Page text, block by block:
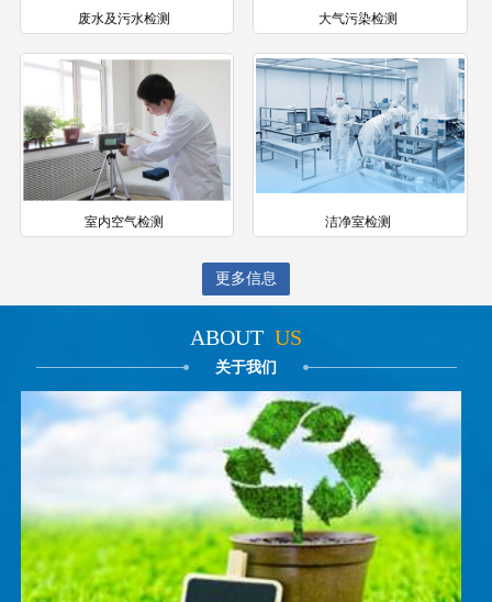
废水及污水检测 大气污染检测
室内空气检测 洁净室检测
更多信息
ABOUT US
关于我们